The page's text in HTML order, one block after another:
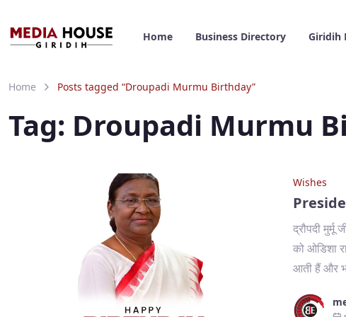
Home Business Directory Giridih
Home Posts tagged “Droupadi Murmu Birthday”
Tag: Droupadi Murmu
Wishes
द्रौपदी मुर्मू
को ओडिशा
आती हैं और